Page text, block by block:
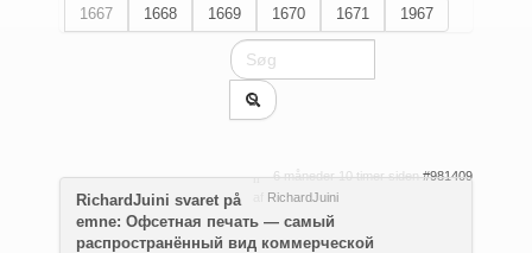
1667
1668 1669 1670 1671 1967
6 måneder 10 timer siden #981409
RichardJuini
RichardJuini svaret på
emne: Офсетная печать — самый
распространённый вид коммерческой